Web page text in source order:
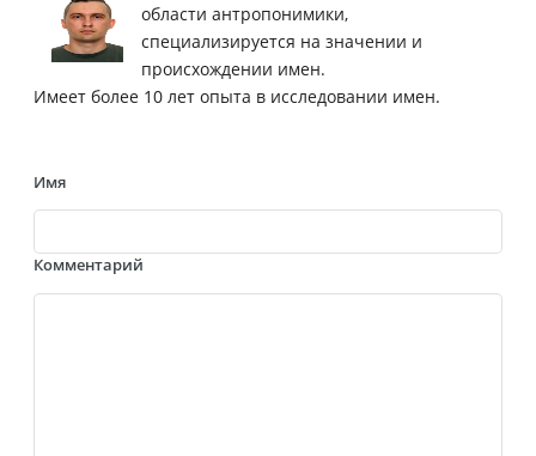
области антропонимики,
специализируется на значении и
происхождении имен.
Имеет более 10 лет опыта в исследовании имен.
Имя
Комментарий